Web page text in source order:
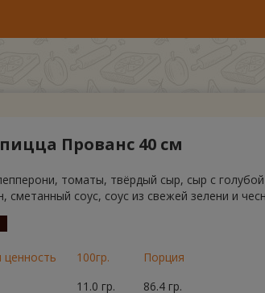
Прованс 40 см
томаты, твёрдый сыр, сыр с
сметанный соус, соус из свежей зелени и
100гр.
Порция
11.0 гр.
86.4 гр.